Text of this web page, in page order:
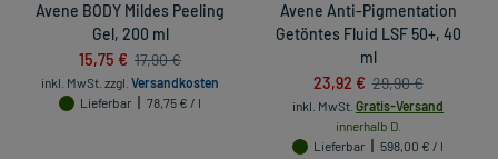
Avene BODY Mildes Peeling
Gel, 200 ml
15,75 € 17,90 €
inkl. MwSt. zzgl. Versandkosten
Lieferbar
78,75 € / l
Avene Anti-Pigmentation
Getöntes Fluid LSF 50+, 40
ml
23,92 € 29,90 €
inkl. MwSt. Gratis-Versand
innerhalb D.
Lieferbar
598,00 € / l